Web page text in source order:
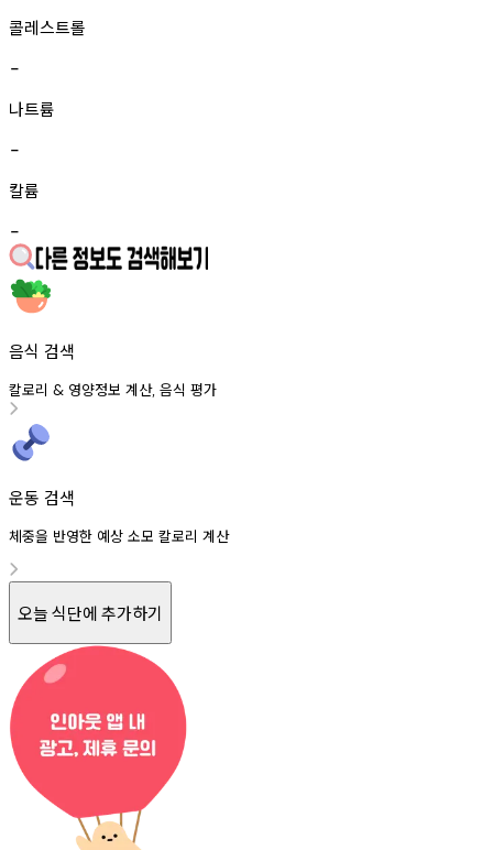
콜레스트롤
-
나트륨
-
칼륨
-
음식 검색
칼로리 & 영양정보 계산, 음식 평가
운동 검색
체중을 반영한 예상 소모 칼로리 계산
오늘 식단에 추가하기